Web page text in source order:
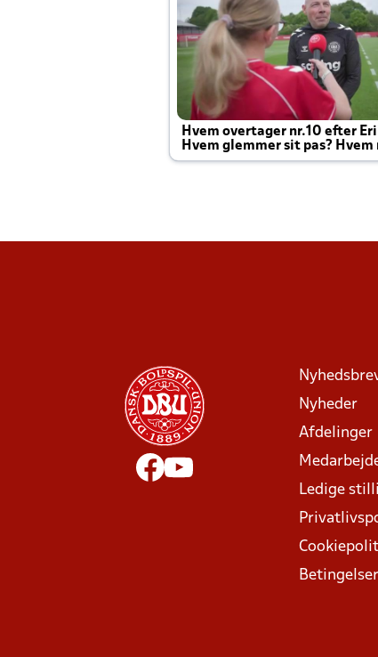
Hvem overtager nr.10 efter
Hvem glemmer sit pas? Hvem
Joachim altid til efter kampe?
Nyheder
Afdelinger
Ledige